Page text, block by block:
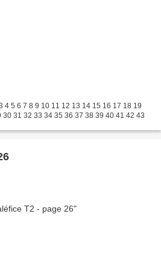
4 5 6 7 8 9 10 11 12 13 14 15 16 17 18 19
31 32 33 34 35 36 37 38 39 40 41 42 43